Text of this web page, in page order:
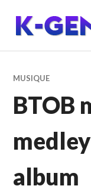
contenu
principal
K-GEN
MUSIQUE
BTOB
album